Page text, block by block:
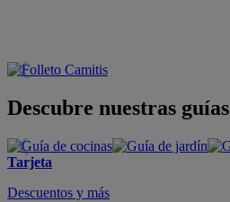
Descubre nuestras guías
Tarjeta
Descuentos y más